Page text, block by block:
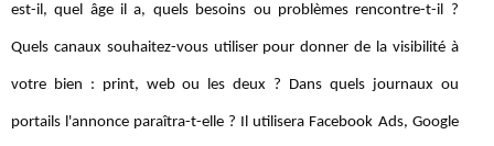
est-il, quel âge il a, quels besoins ou problèmes rencontre-t-il ?
Quels canaux souhaitez-vous utiliser pour donner de la visibilité à
votre bien : print, web ou les deux ? Dans quels journaux ou
portails l'annonce paraîtra-t-elle ? Il utilisera Facebook Ads, Google